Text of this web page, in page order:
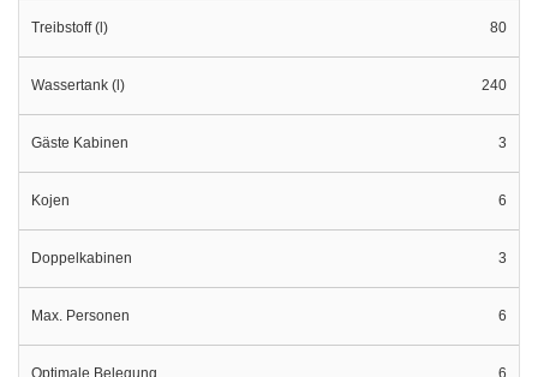
Treibstoff (l) 80
Wassertank (l) 240
Gäste Kabinen 3
Kojen 6
Doppelkabinen 3
Max. Personen 6
Optimale Belegung 6